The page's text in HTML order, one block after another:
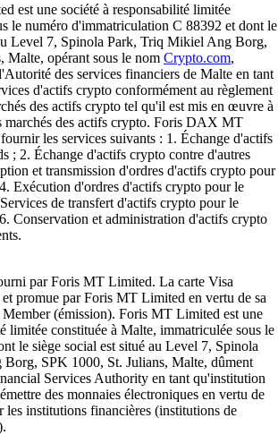
est une société à responsabilité limitée
le numéro d'immatriculation C 88392 et dont le
Level 7, Spinola Park, Triq Mikiel Ang Borg,
Malte, opérant sous le nom Crypto.com,
des services financiers de Malte en tant
d'actifs crypto conformément au règlement
des actifs crypto tel qu'il est mis en œuvre à
marchés des actifs crypto. Foris DAX MT
les services suivants : 1. Échange d'actifs
; 2. Échange d'actifs crypto contre d'autres
et transmission d'ordres d'actifs crypto pour
Exécution d'ordres d'actifs crypto pour le
de transfert d'actifs crypto pour le
Conservation et administration d'actifs crypto
par Foris MT Limited. La carte Visa
et promue par Foris MT Limited en vertu de sa
(émission). Foris MT Limited est une
limitée constituée à Malte, immatriculée sous le
le siège social est situé au Level 7, Spinola
SPK 1000, St. Julians, Malte, dûment
Services Authority en tant qu'institution
des monnaies électroniques en vertu de
les institutions financières (institutions de